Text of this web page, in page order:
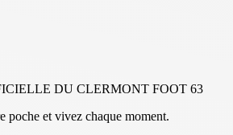
DU CLERMONT FOOT 63
poche et vivez chaque moment.